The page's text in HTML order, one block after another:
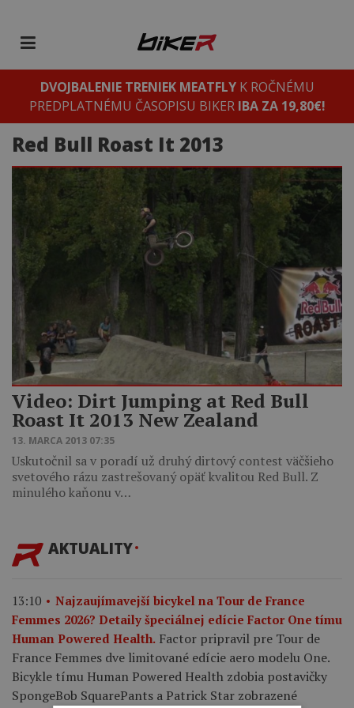
DVOJBALENIE TRENIEK MEATFLYK ROČNÉMU
PREDPLATNÉMU ČASOPISU BIKER IBA ZA 19,80€!
Red Bull Roast It 2013
Video: Dirt Jumping at Red Bull
Roast It 2013 New Zealand
13. MARCA 2013 07:35
Uskutočnil sa v poradí už druhý dirtový contest väčšieho
svetového rázu zastrešovaný opäť kvalitou Red Bull. Z
minulého kaňonu v…
AKTUALITY
13:10
Najzaujímavejší bicykel na Tour de France
Femmes 2026? Detaily špeciálnej edície Factor One tímu
Human Powered Health. Factor pripravil pre Tour de
France Femmes dve limitované edície aero modelu One.
Bicykle tímu Human Powered Health zdobia postavičky
SpongeBob SquarePants a Patrick Star zobrazené